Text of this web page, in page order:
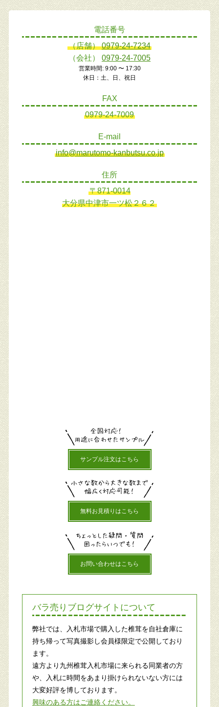
電話番号
（店舗）0979-24-7234
（会社） 0979-24-7005
営業時間: 9:00 〜 17:30
休日：土、日、祝日
FAX
0979-24-7009
E-mail
info@marutomo-kanbutsu.co.jp
住所
〒871-0014
大分県中津市一ツ松２６２
サンプル注文はこちら
無料お見積りはこちら
お問い合わせはこちら
バラ売りブログサイトについて
弊社では、入札市場で購入した椎茸を自社倉庫に
持ち帰って写真撮影し会員様限定で公開しており
ます。
遠方より九州椎茸入札市場に来られる同業者の方
や、入札に時間をあまり掛けられないない方には
大変好評を博しております。
興味のある方はご連絡ください。